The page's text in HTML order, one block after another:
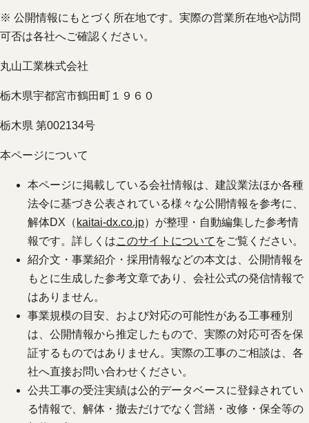
※ 公開情報にもとづく所在地です。実際の営業所在地や訪問
可否は各社へご確認ください。
丸山工業株式会社
栃木県宇都宮市鶴田町１９６０
栃木県 第002134号
本ページについて
本ページに掲載している会社情報は、建設業法ほか各種
法令に基づき公表されている様々な公開情報を参考に、
解体DX（ kaitai-dx.co.jp）が整理・自動編集した参考情
報です。詳しくはこのサイトについて をご覧ください。
紹介文・事業紹介・採用情報などの本文は、公開情報を
もとに生成した参考文章であり、会社公式の発信情報で
はありません。
事業規模の目安、および対応の可能性がある工事種別
は、公開情報から推定したもので、実際の対応可否を保
証するものではありません。実際の工事のご相談は、各
社へ直接お問い合わせください。
公共工事の受注実績は公的データベースに登録されてい
る情報で、解体・撤去だけでなく営繕・改修・保全等の